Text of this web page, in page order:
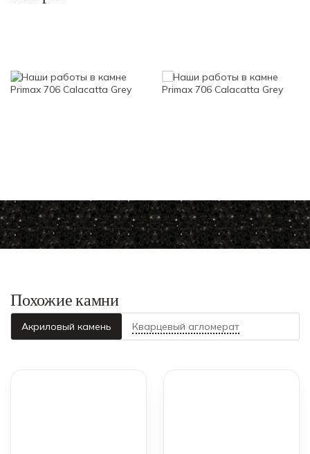
Похожие камни
Акриловый камень Кварцевый агломерат